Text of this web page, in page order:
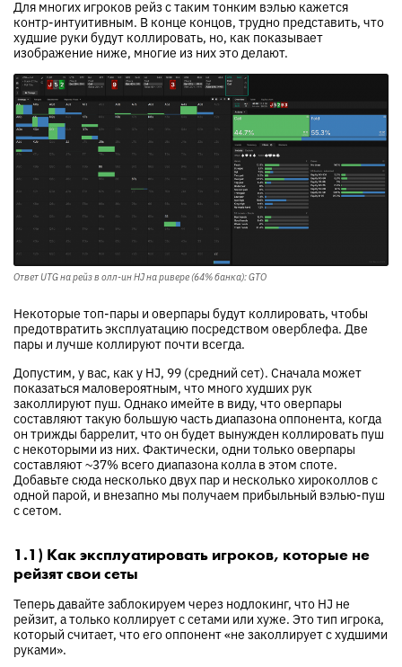
Для многих игроков рейз с таким тонким вэлью кажется
контр-интуитивным. В конце концов, трудно представить, что
худшие руки будут коллировать, но, как показывает
изображение ниже, многие из них это делают.
Ответ UTG на рейз в олл-ин HJ на ривере (64% банка): GTO
Некоторые топ-пары и оверпары будут коллировать, чтобы
предотвратить эксплуатацию посредством оверблефа. Две
пары и лучше коллируют почти всегда.
Допустим, у вас, как у HJ, 99 (средний сет). Сначала может
показаться маловероятным, что много худших рук
заколлируют пуш. Однако имейте в виду, что оверпары
составляют такую большую часть диапазона оппонента, когда
он трижды баррелит, что он будет вынужден коллировать пуш
с некоторыми из них. Фактически, одни только оверпары
составляют ~37% всего диапазона колла в этом споте.
Добавьте сюда несколько двух пар и несколько хироколлов с
одной парой, и внезапно мы получаем прибыльный вэлью-пуш
с сетом.
1.1) Как эксплуатировать игроков, которые не
рейзят свои сеты
Теперь давайте заблокируем через нодлокинг, что HJ не
рейзит, а только коллирует с сетами или хуже. Это тип игрока,
который считает, что его оппонент «не заколлирует с худшими
руками».